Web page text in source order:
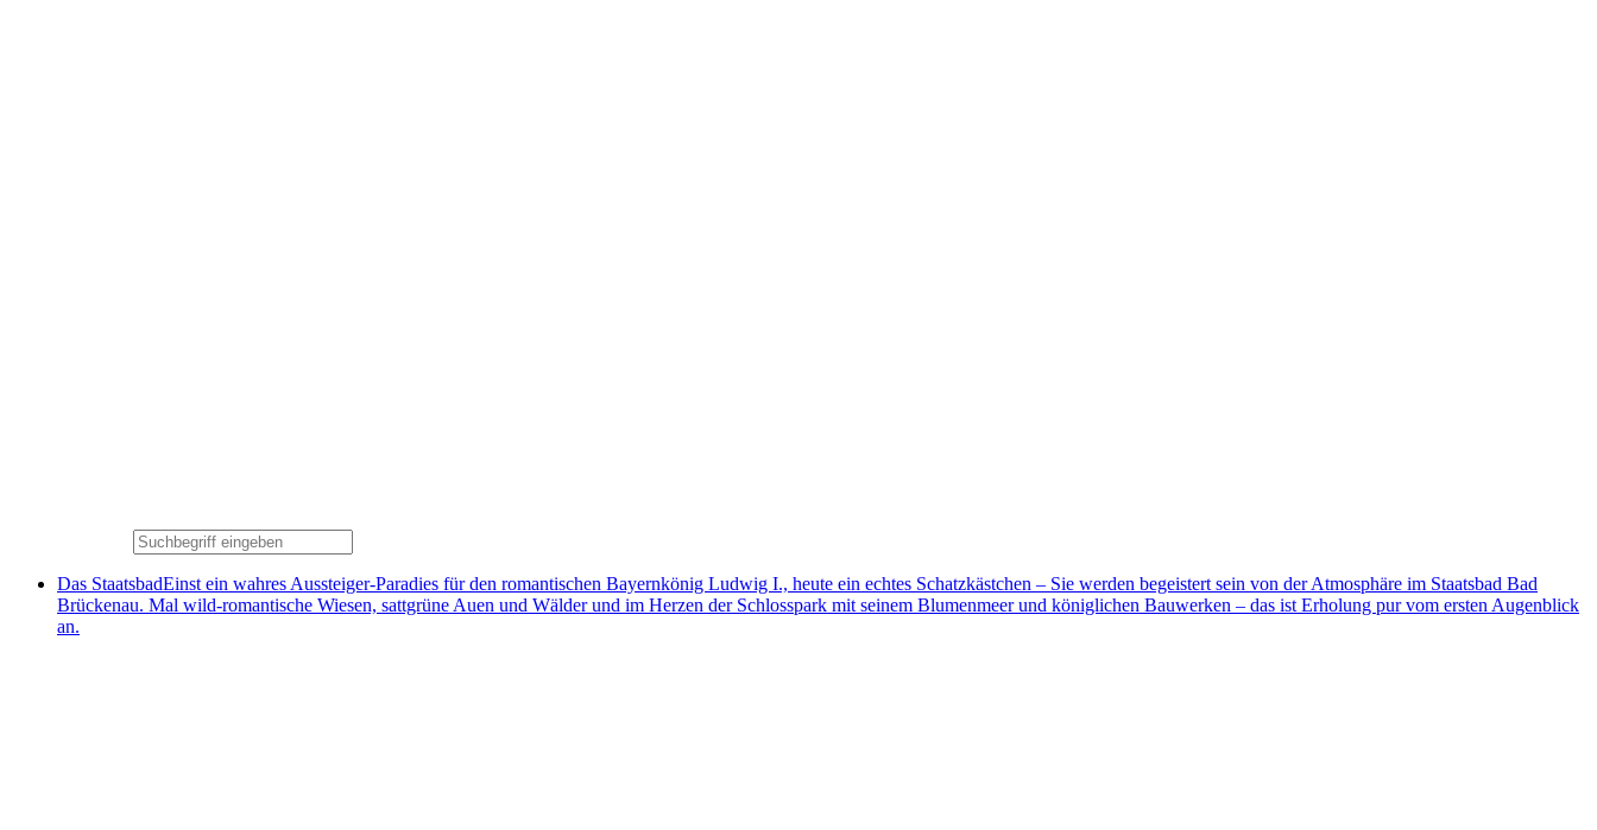
Das StaatsbadEinst ein wahres Aussteiger-Paradies für den romantischen Bayernkönig Ludwig I., heute ein echtes Schatzkästchen – Sie werden begeistert sein von der Atmosphäre im Staatsbad Bad
Brückenau. Mal wild-romantische Wiesen, sattgrüne Auen und Wälder und im Herzen der Schlosspark mit seinem Blumenmeer und königlichen Bauwerken – das ist Erholung pur vom ersten Augenblick
an.